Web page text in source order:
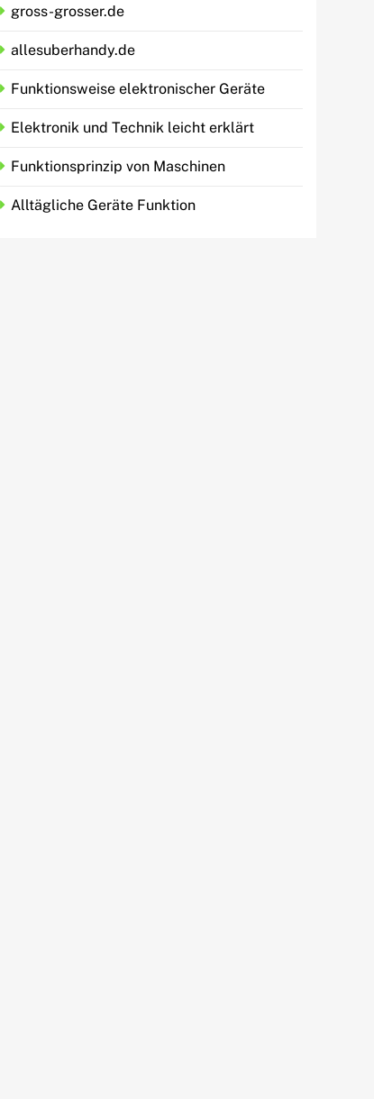
gross-grosser.de
allesuberhandy.de
Funktionsweise elektronischer Geräte
Elektronik und Technik leicht erklärt
Funktionsprinzip von Maschinen
Alltägliche Geräte Funktion